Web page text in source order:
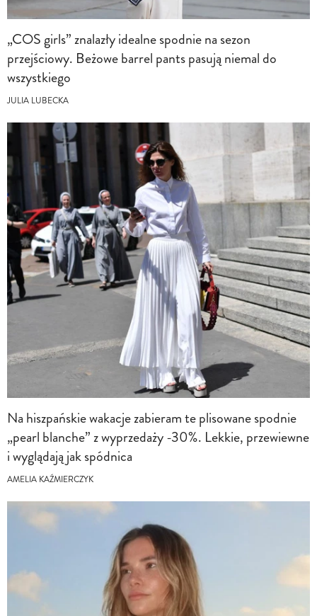
„COS girls” znalazły idealne spodnie na sezon
przejściowy. Beżowe barrel pants pasują niemal do
wszystkiego
JULIA LUBECKA
Na hiszpańskie wakacje zabieram te plisowane spodnie
„pearl blanche” z wyprzedaży -30%. Lekkie, przewiewne
i wyglądają jak spódnica
AMELIA KAŹMIERCZYK